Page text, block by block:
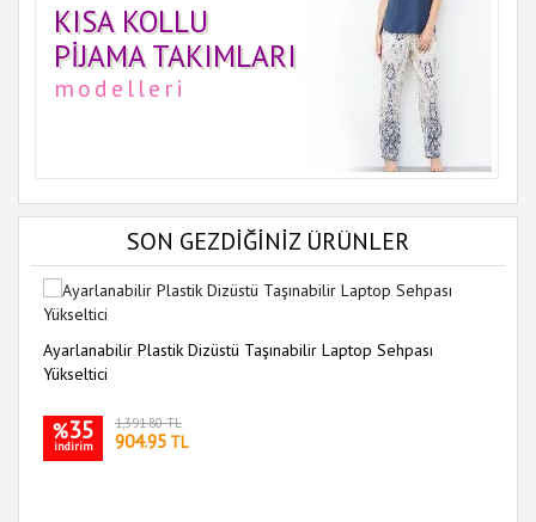
KISA KOLLU
PIJAMA TAKIMLARI
modelleri
SON GEZDİĞİNİZ ÜRÜNLER
Ayarlanabilir Plastik Dizüstü Taşınabilir Laptop Sehpası
Yükseltici
%35
indirim
1,391.80 TL
904.95 TL